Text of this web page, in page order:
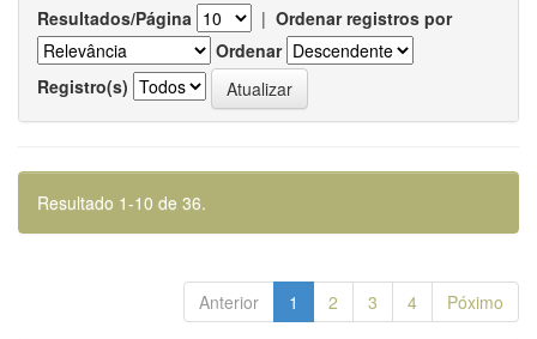
Resultados/Página | Ordenar registros por
Ordenar
Registro(s)
Resultado 1-10 de 36.
Anterior 1 2 3 4 Póximo